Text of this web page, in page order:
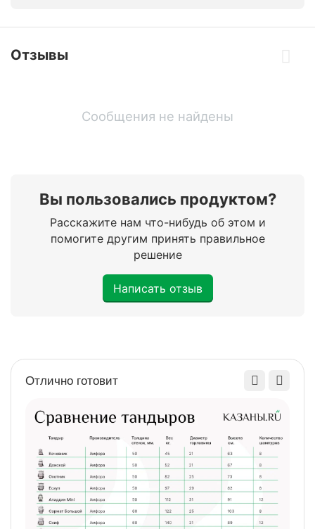
Отзывы
Сообщения не найдены
Вы пользовались продуктом?
Расскажите нам что-нибудь об этом и
помогите другим принять правильное
решение
Написать отзыв
Отлично готовит